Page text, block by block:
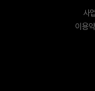
사
이용